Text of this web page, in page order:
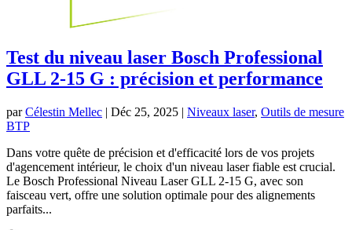
Test du niveau laser Bosch Professional
GLL 2-15 G : précision et performance
parCélestin Mellec | Déc 25, 2025 | Niveaux laser, Outils de mesure
BTP
Dans votre quête de précision et d'efficacité lors de vos projets
d'agencement intérieur, le choix d'un niveau laser fiable est crucial.
Le Bosch Professional Niveau Laser GLL 2-15 G, avec son
faisceau vert, offre une solution optimale pour des alignements
parfaits...